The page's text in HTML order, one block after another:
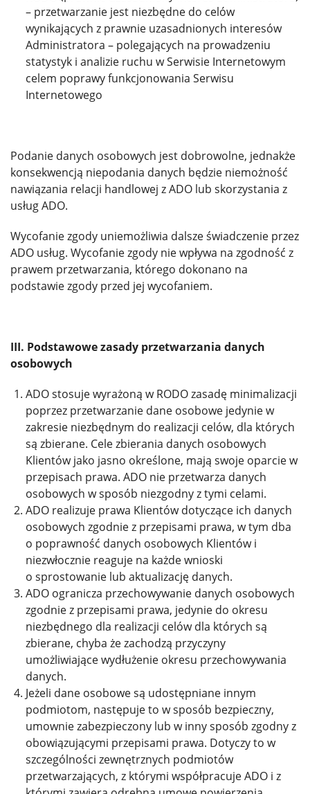
– przetwarzanie jest niezbędne do celów
wynikających z prawnie uzasadnionych interesów
Administratora – polegających na prowadzeniu
statystyk i analizie ruchu w Serwisie Internetowym
celem poprawy funkcjonowania Serwisu
Internetowego
Podanie danych osobowych jest dobrowolne, jednakże
konsekwencją niepodania danych będzie niemożność
nawiązania relacji handlowej z ADO lub skorzystania z
usług ADO.
Wycofanie zgody uniemożliwia dalsze świadczenie przez
ADO usług. Wycofanie zgody nie wpływa na zgodność z
prawem przetwarzania, którego dokonano na
podstawie zgody przed jej wycofaniem.
III. Podstawowe zasady przetwarzania danych
osobowych
ADO stosuje wyrażoną w RODO zasadę minimalizacji
poprzez przetwarzanie dane osobowe jedynie w
zakresie niezbędnym do realizacji celów, dla których
są zbierane. Cele zbierania danych osobowych
Klientów jako jasno określone, mają swoje oparcie w
przepisach prawa. ADO nie przetwarza danych
osobowych w sposób niezgodny z tymi celami.
ADO realizuje prawa Klientów dotyczące ich danych
osobowych zgodnie z przepisami prawa, w tym dba
o poprawność danych osobowych Klientów i
niezwłocznie reaguje na każde wnioski
o sprostowanie lub aktualizację danych.
ADO ogranicza przechowywanie danych osobowych
zgodnie z przepisami prawa, jedynie do okresu
niezbędnego dla realizacji celów dla których są
zbierane, chyba że zachodzą przyczyny
umożliwiające wydłużenie okresu przechowywania
danych.
Jeżeli dane osobowe są udostępniane innym
podmiotom, następuje to w sposób bezpieczny,
umownie zabezpieczony lub w inny sposób zgodny z
obowiązującymi przepisami prawa. Dotyczy to w
szczególności zewnętrznych podmiotów
przetwarzających, z którymi współpracuje ADO i z